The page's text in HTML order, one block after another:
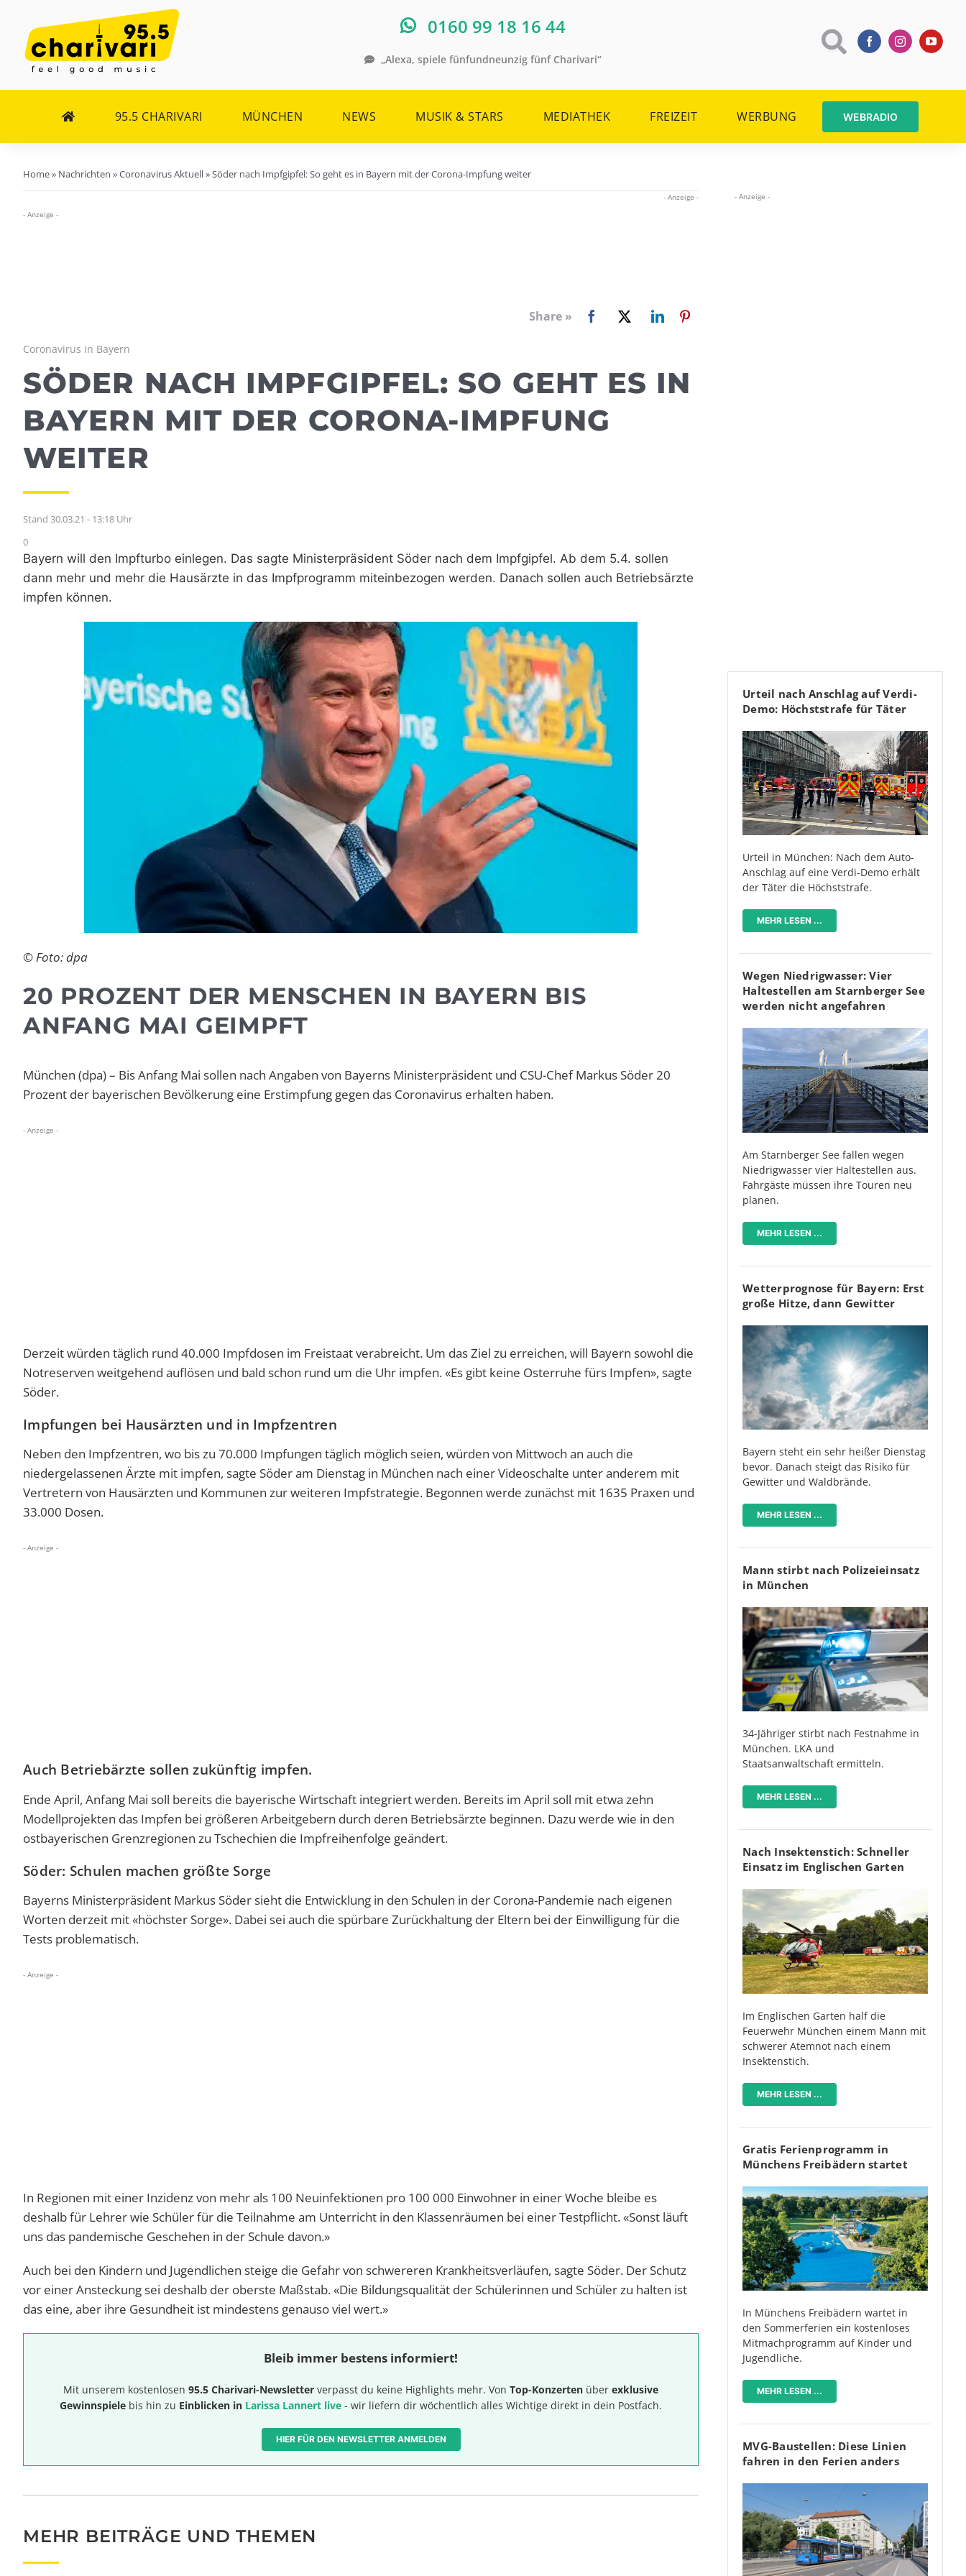
Inhalt
springen
0160 99 18 16 44
„Alexa, spiele fünfundneunzig fünf Charivari“
95.5 CHARIVARI MÜNCHEN NEWS MUSIK & STARS MEDIATHEK FREIZEIT WERBUNG WEBRADIO
Home» Nachrichten »Coronavirus Aktuell»Söder nach Impfgipfel: So geht es in Bayern mit der Corona-Impfung weiter
- Anzeige -
- Anzeige -
Share »
Coronavirus in Bayern
SÖDER NACH IMPFGIPFEL: SO GEHT ES IN
BAYERN MIT DER CORONA-IMPFUNG
WEITER
Stand 30.03.21 - 13:18 Uhr
0
Bayern will den Impfturbo einlegen. Das sagte Ministerpräsident Söder nach dem Impfgipfel. Ab dem 5.4. sollen
dann mehr und mehr die Hausärzte in das Impfprogramm miteinbezogen werden. Danach sollen auch Betriebsärzte
impfen können.
© Foto: dpa
20 PROZENT DER MENSCHEN IN BAYERN BIS
ANFANG MAI GEIMPFT
München (dpa) – Bis Anfang Mai sollen nach Angaben von Bayerns Ministerpräsident und CSU-Chef Markus Söder 20
Prozent der bayerischen Bevölkerung eine Erstimpfung gegen das Coronavirus erhalten haben.
- Anzeige -
Derzeit würden täglich rund 40.000 Impfdosen im Freistaat verabreicht. Um das Ziel zu erreichen, will Bayern sowohl die
Notreserven weitgehend auflösen und bald schon rund um die Uhr impfen. «Es gibt keine Osterruhe fürs Impfen», sagte
Söder.
Impfungen bei Hausärzten und in Impfzentren
Neben den Impfzentren, wo bis zu 70.000 Impfungen täglich möglich seien, würden von Mittwoch an auch die
niedergelassenen Ärzte mit impfen, sagte Söder am Dienstag in München nach einer Videoschalte unter anderem mit
Vertretern von Hausärzten und Kommunen zur weiteren Impfstrategie. Begonnen werde zunächst mit 1635 Praxen und
33.000 Dosen.
- Anzeige -
Auch Betriebärzte sollen zukünftig impfen.
Ende April, Anfang Mai soll bereits die bayerische Wirtschaft integriert werden. Bereits im April soll mit etwa zehn
Modellprojekten das Impfen bei größeren Arbeitgebern durch deren Betriebsärzte beginnen. Dazu werde wie in den
ostbayerischen Grenzregionen zu Tschechien die Impfreihenfolge geändert.
Söder: Schulen machen größte Sorge
Bayerns Ministerpräsident Markus Söder sieht die Entwicklung in den Schulen in der Corona-Pandemie nach eigenen
Worten derzeit mit «höchster Sorge». Dabei sei auch die spürbare Zurückhaltung der Eltern bei der Einwilligung für die
Tests problematisch.
- Anzeige -
In Regionen mit einer Inzidenz von mehr als 100 Neuinfektionen pro 100 000 Einwohner in einer Woche bleibe es
deshalb für Lehrer wie Schüler für die Teilnahme am Unterricht in den Klassenräumen bei einer Testpflicht. «Sonst läuft
uns das pandemische Geschehen in der Schule davon.»
Auch bei den Kindern und Jugendlichen steige die Gefahr von schwereren Krankheitsverläufen, sagte Söder. Der Schutz
vor einer Ansteckung sei deshalb der oberste Maßstab. «Die Bildungsqualität der Schülerinnen und Schüler zu halten ist
das eine, aber ihre Gesundheit ist mindestens genauso viel wert.»
Bleib immer bestens informiert!
Mit unserem kostenlosen 95.5 Charivari-Newsletter verpasst du keine Highlights mehr. Von Top-Konzerten über exklusive
Gewinnspiele bis hin zu Einblicken in Larissa Lannert live - wir liefern dir wöchentlich alles Wichtige direkt in dein Postfach.
HIER FÜR DEN NEWSLETTER ANMELDEN
MEHR BEITRÄGE UND THEMEN
- Anzeige -
Urteil nach Anschlag auf Verdi-
Demo: Höchststrafe für Täter
Urteil in München: Nach dem Auto-
Anschlag auf eine Verdi-Demo erhält
der Täter die Höchststrafe.
MEHR LESEN ...
Wegen Niedrigwasser: Vier
Haltestellen am Starnberger See
werden nicht angefahren
Am Starnberger See fallen wegen
Niedrigwasser vier Haltestellen aus.
Fahrgäste müssen ihre Touren neu
planen.
MEHR LESEN ...
Wetterprognose für Bayern: Erst
große Hitze, dann Gewitter
Bayern steht ein sehr heißer Dienstag
bevor. Danach steigt das Risiko für
Gewitter und Waldbrände.
MEHR LESEN ...
Mann stirbt nach Polizeieinsatz
in München
34-Jähriger stirbt nach Festnahme in
München. LKA und
Staatsanwaltschaft ermitteln.
MEHR LESEN ...
Nach Insektenstich: Schneller
Einsatz im Englischen Garten
Im Englischen Garten half die
Feuerwehr München einem Mann mit
schwerer Atemnot nach einem
Insektenstich.
MEHR LESEN ...
Gratis Ferienprogramm in
Münchens Freibädern startet
In Münchens Freibädern wartet in
den Sommerferien ein kostenloses
Mitmachprogramm auf Kinder und
Jugendliche.
MEHR LESEN ...
MVG-Baustellen: Diese Linien
fahren in den Ferien anders